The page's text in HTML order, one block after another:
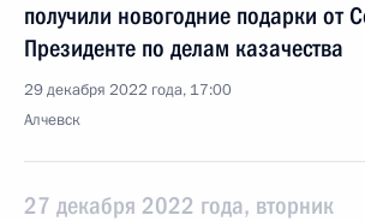
получили новогодние подарки от
Президенте по делам казачества
29 декабря 2022 года, 17:00
Алчевск
27 декабря 2022 года, вторник